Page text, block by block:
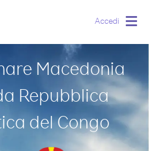
Accedi
Macedonia
Repubblica
del Congo